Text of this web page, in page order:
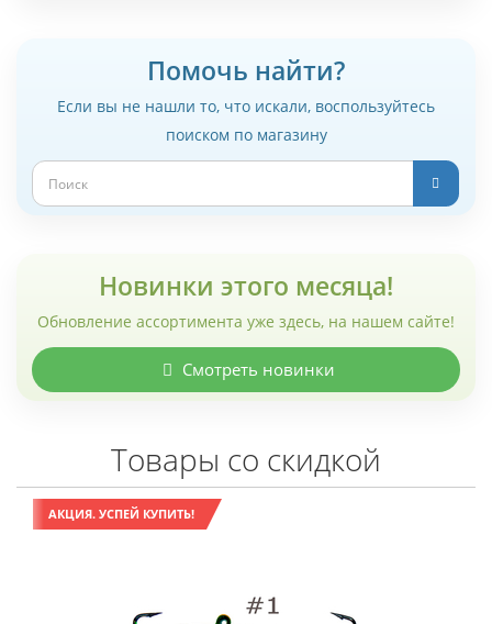
Помочь найти?
Если вы не нашли то, что искали, воспользуйтесь
поиском по магазину
Новинки этого месяца!
Обновление ассортимента уже здесь, на нашем сайте!
Смотреть новинки
Товары со скидкой
АКЦИЯ. УСПЕЙ КУПИТЬ!